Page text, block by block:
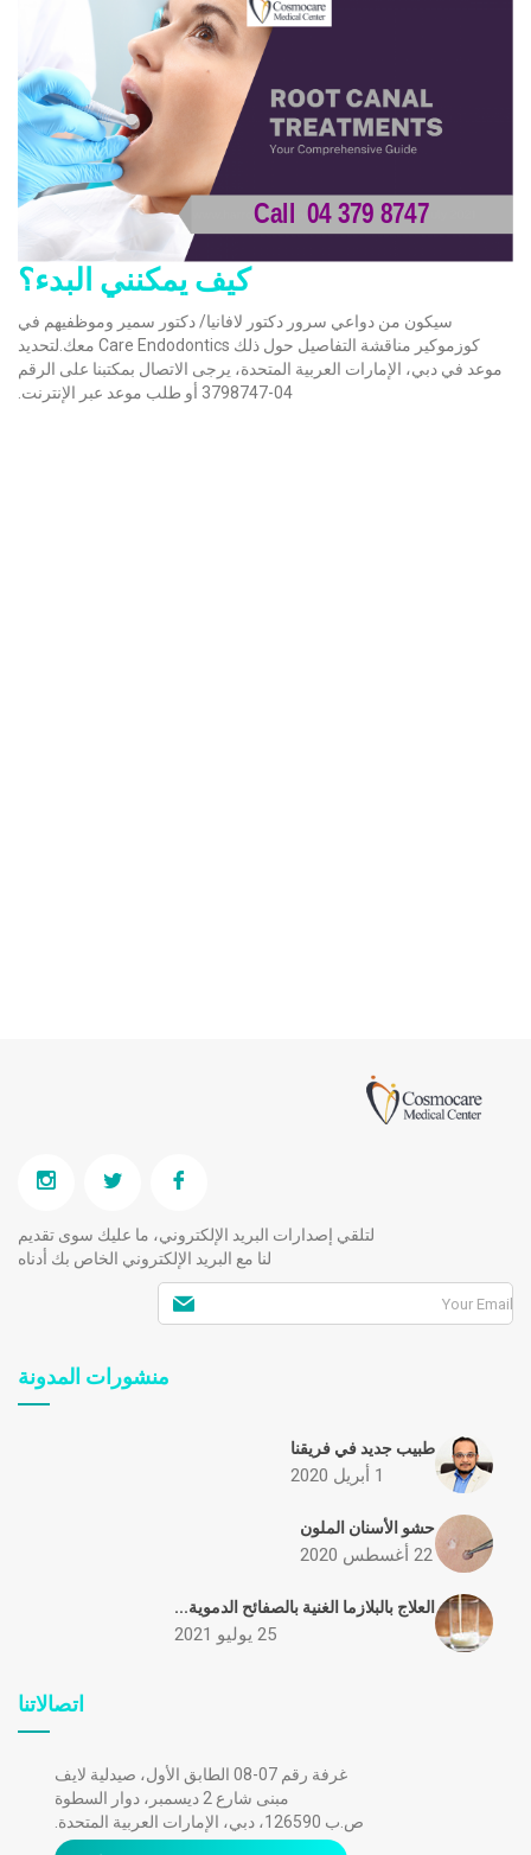
كيف يمكنني البدء؟
سيكون من دواعي سرور دكتور لافانيا/ دكتور سمير وموظفيهم في
كوزموكير مناقشة التفاصيل حول ذلك Care Endodontics معك.لتحديد
موعد في دبي، الإمارات العربية المتحدة، يرجى الاتصال بمكتبنا على الرقم
04-3798747 أو طلب موعد عبر الإنترنت.
لتلقي إصدارات البريد الإلكتروني، ما عليك سوى تقديم
لنا مع البريد الإلكتروني الخاص بك أدناه
منشورات المدونة
طبيب جديد في فريقنا
1 أبريل 2020
حشو الأسنان الملون
22 أغسطس 2020
العلاج بالبلازما الغنية بالصفائح الدموية...
25 يوليو 2021
اتصالاتنا
غرفة رقم 07-08 الطابق الأول، صيدلية لايف
مبنى شارع 2 ديسمبر، دوار السطوة
ص.ب 126590، دبي، الإمارات العربية المتحدة.